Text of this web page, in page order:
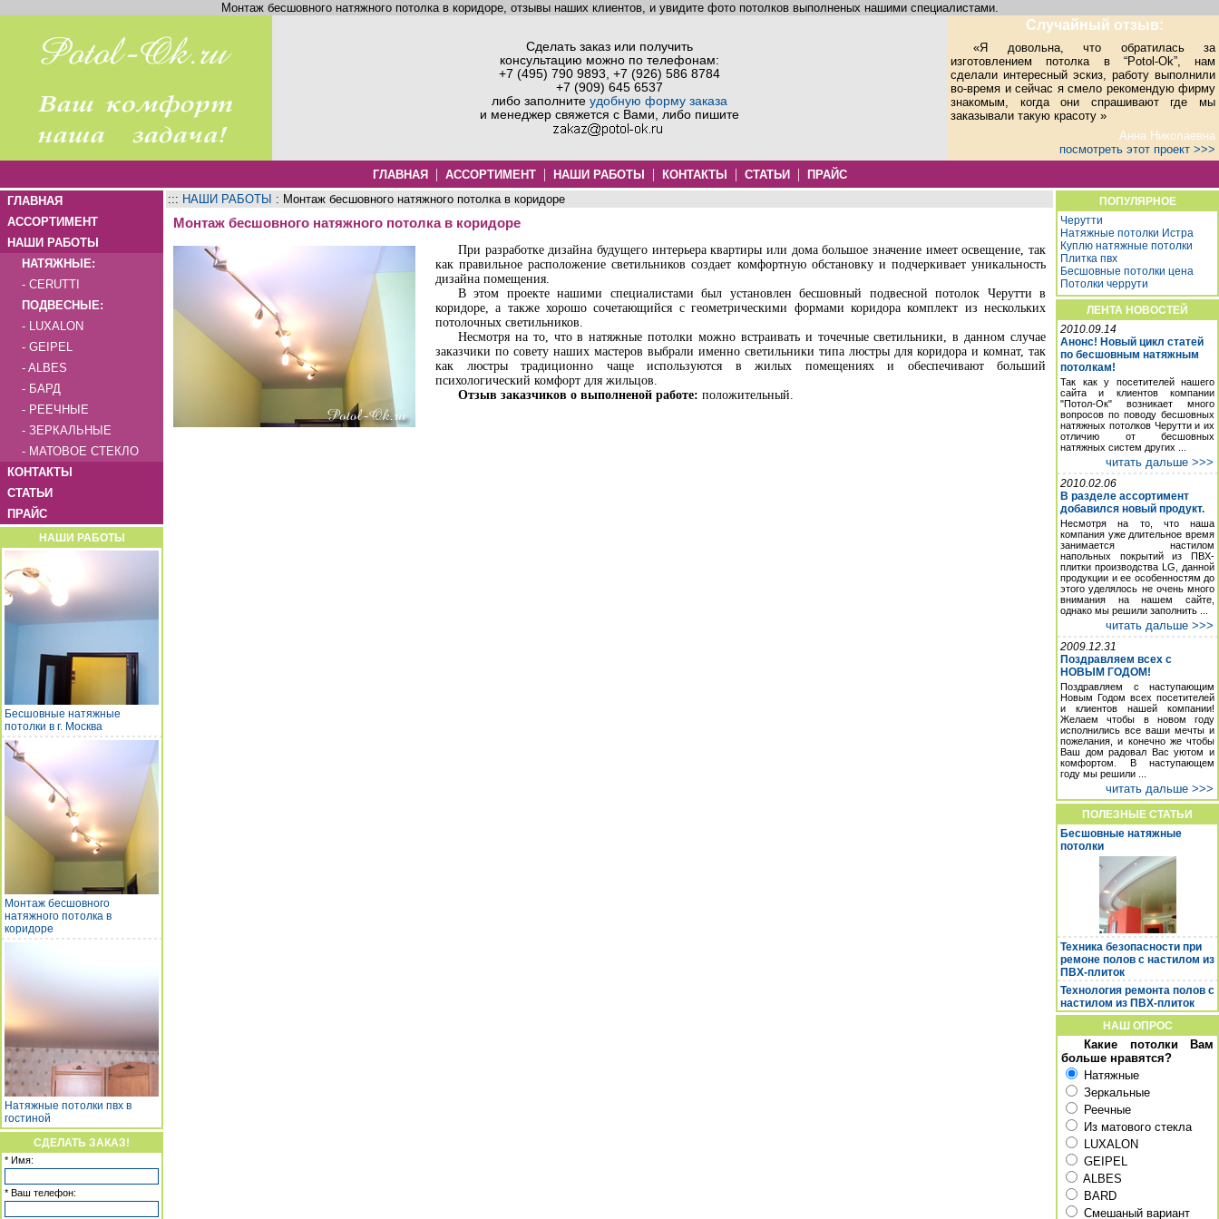
Монтаж бесшовного натяжного потолка в коридоре, отзывы наших клиентов, и увидите фото потолков выполненых нашими специалистами.
Сделать заказ или получить
консультацию можно по телефонам:
+7 (495) 790 9893, +7 (926) 586 8784
+7 (909) 645 6537
либо заполните удобную форму заказа
и менеджер свяжется с Вами, либо пишите
Случайный отзыв:
«Я довольна, что обратилась за
изготовлением потолка в “Potol-Ok”, нам
сделали интересный эскиз, работу выполнили
во-время и сейчас я смело рекомендую фирму
знакомым, когда они спрашивают где мы
заказывали такую красоту »
Анна Николаевна
посмотреть этот проект >>>
ГЛАВНАЯ
| АССОРТИМЕНТ | НАШИ РАБОТЫ | КОНТАКТЫ | СТАТЬИ |
ПРАЙС
ГЛАВНАЯ
АССОРТИМЕНТ
НАШИ РАБОТЫ
НАТЯЖНЫЕ:
- CERUTTI
ПОДВЕСНЫЕ:
- LUXALON
- GEIPEL
- ALBES
- БАРД
- РЕЕЧНЫЕ
- ЗЕРКАЛЬНЫЕ
- МАТОВОЕ СТЕКЛО
КОНТАКТЫ
СТАТЬИ
ПРАЙС
НАШИ РАБОТЫ
Бесшовные натяжные
потолки в г. Москва
Монтаж бесшовного
натяжного потолка в
коридоре
Натяжные потолки пвх в
гостиной
СДЕЛАТЬ ЗАКАЗ!
* Имя:
* Ваш телефон:
::: НАШИ РАБОТЫ : Монтаж бесшовного натяжного потолка в коридоре
Монтаж бесшовного натяжного потолка в коридоре
При разработке дизайна будущего интерьера квартиры или дома большое значение имеет освещение, так
как правильное расположение светильников создает комфортную обстановку и подчеркивает уникальность
дизайна помещения.
В этом проекте нашими специалистами был установлен бесшовный подвесной потолок Черутти в
коридоре, а также хорошо сочетающийся с геометрическими формами коридора комплект из нескольких
потолочных светильников.
Несмотря на то, что в натяжные потолки можно встраивать и точечные светильники, в данном случае
заказчики по совету наших мастеров выбрали именно светильники типа люстры для коридора и комнат, так
как люстры традиционно чаще используются в жилых помещениях и обеспечивают больший
психологический комфорт для жильцов.
Отзыв заказчиков о выполненой работе: положительный.
ПОПУЛЯРНОЕ
Черутти
Натяжные потолки Истра
Куплю натяжные потолки
Плитка пвх
Бесшовные потолки цена
Потолки черрути
ЛЕНТА НОВОСТЕЙ
2010.09.14
Анонс! Новый цикл статей
по бесшовным натяжным
потолкам!
Так как у посетителей нашего
сайта и клиентов компании
"Потол-Ок" возникает много
вопросов по поводу бесшовных
натяжных потолков Черутти и их
отличию от бесшовных
натяжных систем других ...
читать дальше >>>
2010.02.06
В разделе ассортимент
добавился новый продукт.
Несмотря на то, что наша
компания уже длительное время
занимается настилом
напольных покрытий из ПВХ-
плитки производства LG, данной
продукции и ее особенностям до
этого уделялось не очень много
внимания на нашем сайте,
однако мы решили заполнить ...
читать дальше >>>
2009.12.31
Поздравляем всех с
НОВЫМ ГОДОМ!
Поздравляем с наступающим
Новым Годом всех посетителей
и клиентов нашей компании!
Желаем чтобы в новом году
исполнились все ваши мечты и
пожелания, и конечно же чтобы
Ваш дом радовал Вас уютом и
комфортом. В наступающем
году мы решили ...
читать дальше >>>
ПОЛЕЗНЫЕ СТАТЬИ
Бесшовные натяжные
потолки
Техника безопасности при
ремоне полов с настилом из
ПВХ-плиток
Технология ремонта полов с
настилом из ПВХ-плиток
НАШ ОПРОС
Какие потолки Вам
больше нравятся?
Натяжные
Зеркальные
Реечные
Из матового стекла
LUXALON
GEIPEL
ALBES
BARD
Смешаный вариант